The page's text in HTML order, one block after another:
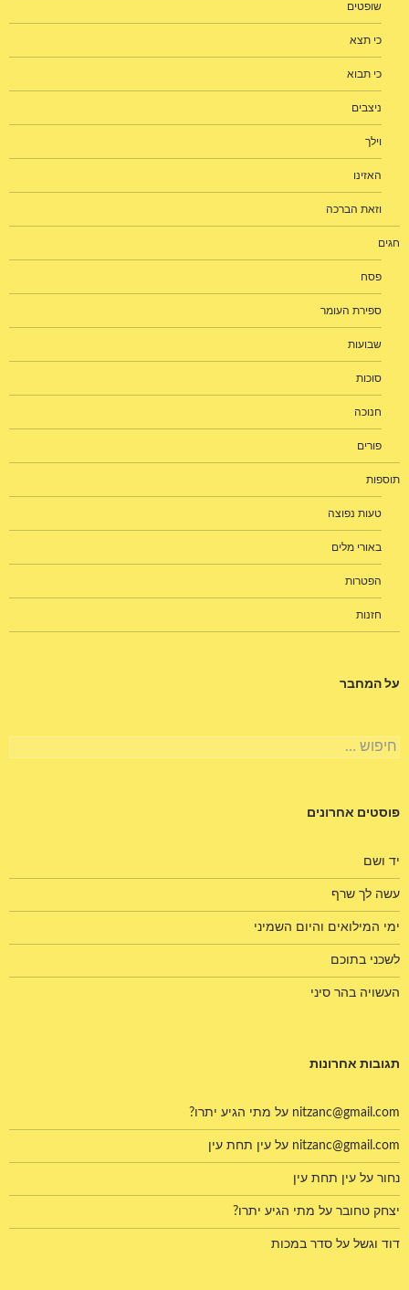
שופטים
כי תצא
כי תבוא
ניצבים
וילך
האזינו
וזאת הברכה
חגים
פסח
ספירת העומר
שבועות
סוכות
חנוכה
פורים
תוספות
טעות נפוצה
באורי מלים
הפטרות
חזנות
על המחבר
חיפוש:
פוסטים אחרונים
יד ושם
עשה לך שרף
ימי המילואים והיום השמיני
לשכני בתוכם
העשויה בהר סיני
תגובות אחרונות
nitzanc@gmail.com על מתי הגיע יתרו?
nitzanc@gmail.com על עין תחת עין
נחור על עין תחת עין
יצחק טחובר על מתי הגיע יתרו?
דוד וגשל על סדר במכות